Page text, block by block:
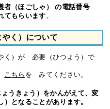
者（ほごしゃ）
の電話番号
てもらいます。
く）について
）が 必要（ひつよう）で
こちら を みてください。
うきょう）をかんがえて、変
となることがあります。